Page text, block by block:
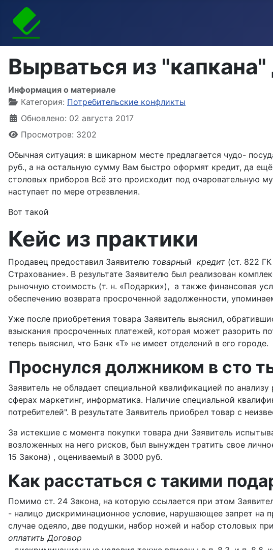
Вырваться из
Информация о материале
Категория: Потребительские конфликты
Обновлено: 02 августа 2017
Просмотров: 3202
Обычная ситуация: в шикарном месте предлагается чудо-
руб., а на остальную сумму Вам быстро оформят кредит, да
столовых приборов Всё это происходит под очаровательную
наступает по мере отрезвления.
Вот такой
Кейс из практики
Продавец предоставил Заявителю товарный кредит (ст. 822
Страхование». В результате Заявителю был реализован
рыночную стоимость (т. н. «Подарки»), а также финансовая
обеспечению возврата просроченной задолженности,
Уже после приобретения товара Заявитель выяснил,
взыскания просроченных платежей, которая может разорить
теперь выяснил, что Банк «Т» не имеет отделений в его городе.
Проснулся должником в сто
Заявитель не обладает специальной квалификацией по
сферах маркетинг, информатика. Наличие специальной
потребителей". В результате Заявитель приобрел товар с
За истекшие с момента покупки товара дни Заявитель
возложенных на него рисков, был вынужден тратить свое
15 Закона) , оцениваемый в 3000 руб.
Как расстаться с такими
Помимо ст. 24 Закона, на которую ссылается при этом
- налицо дискриминационное условие, нарушающее запрет на
случае одеяло, две подушки, набор ножей и набор столовых
оплатить Договор